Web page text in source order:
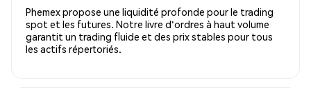
Phemex propose une liquidité profonde pour le trading
spot et les futures. Notre livre d'ordres à haut volume
garantit un trading fluide et des prix stables pour tous
les actifs répertoriés.